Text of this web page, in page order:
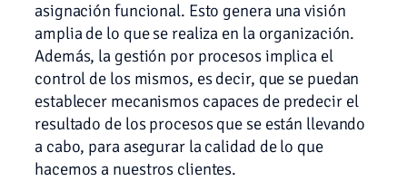
asignación funcional. Esto genera una visión
amplia de lo que se realiza en la organización.
Además, la gestión por procesos implica el
control de los mismos, es decir, que se puedan
establecer mecanismos capaces de predecir el
resultado de los procesos que se están llevando
a cabo, para asegurar la calidad de lo que
hacemos a nuestros clientes.